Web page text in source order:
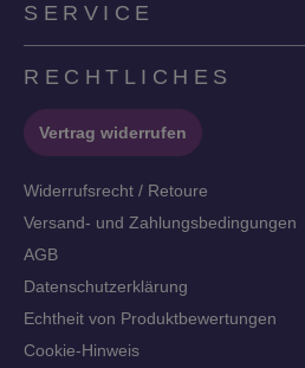
SERVICE
RECHTLICHES
Vertrag widerrufen
Widerrufsrecht / Retoure
Versand- und Zahlungsbedingungen
AGB
Datenschutzerklärung
Echtheit von Produktbewertungen
Cookie-Hinweis